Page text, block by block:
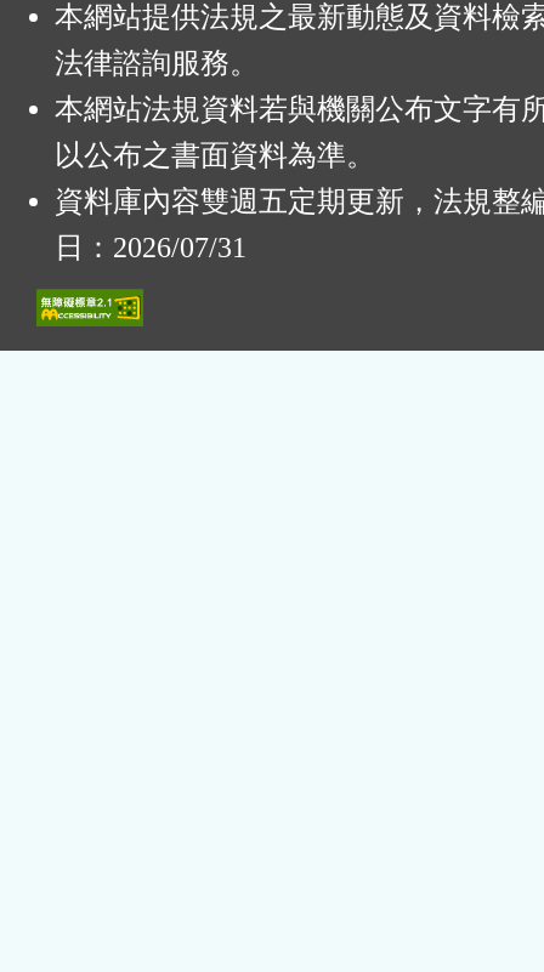
本網站提供法規之最新動態及資料檢
法律諮詢服務。
本網站法規資料若與機關公布文字有
以公布之書面資料為準。
資料庫內容雙週五定期更新，法規整
日：2026/07/31